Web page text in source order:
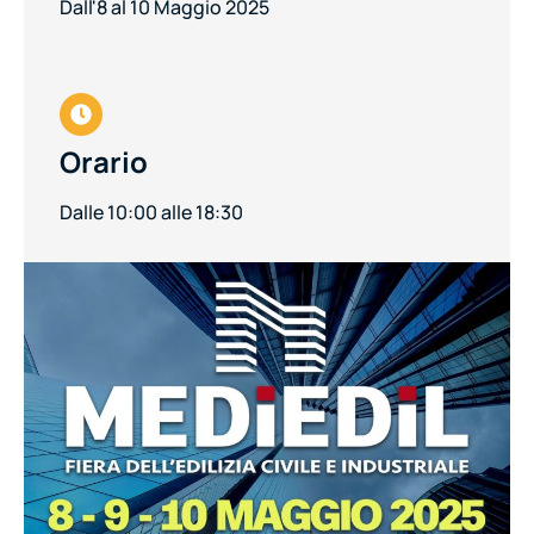
Dall'8 al 10 Maggio 2025
Orario
Dalle 10:00 alle 18:30